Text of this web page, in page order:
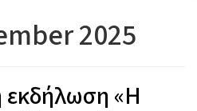
2025
εκδήλωση «Η